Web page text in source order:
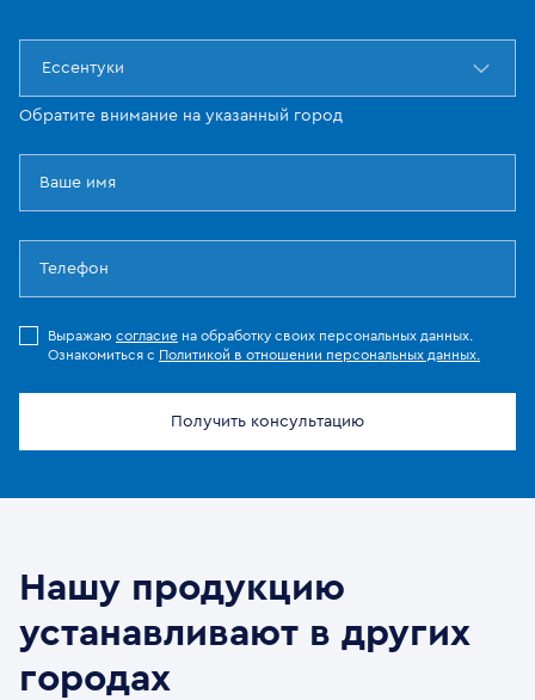
Ессентуки
Обратите внимание на указанный город
Выражаю согласие на обработку своих персональных данных.
Ознакомиться с Политикой в отношении персональных данных.
Получить консультацию
Нашу продукцию
устанавливают в других
городах